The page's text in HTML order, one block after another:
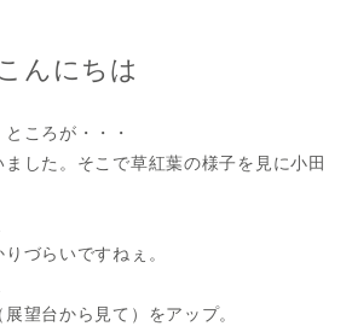
んにちは
ころが・・・
した。そこで草紅葉の様子を見に小田
づらいですねぇ。
望台から見て）をアップ。